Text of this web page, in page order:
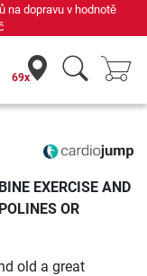
Již 42 let
69x
EXERCISE AND
OR
old a great